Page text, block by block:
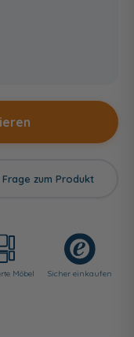
Frage zum Produkt
Möbel
Sicher einkaufen